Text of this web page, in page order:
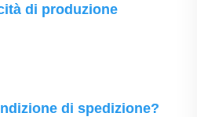
di produzione
di spedizione?